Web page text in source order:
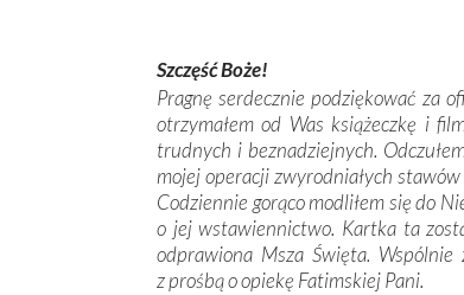
Szczęść Boże!
Pragnę serdecznie podziękować za
otrzymałem od Was książeczkę i
trudnych i beznadziejnych.
mojej operacji zwyrodniałych
Codziennie gorąco modliłem się do
o jej wstawiennictwo. Kartka ta
odprawiona Msza Święta.
z prośbą o opiekę Fatimskiej Pani.